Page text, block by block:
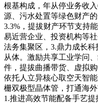
根基构成，年从停业务收
源、污水处置等绿色财产
3.3%，提拔财产环节支持
易近营企业、投资机构等
法务集聚区，3.鼎力成长
从体。激励共享工业学问
件，提拔曲播带货、虚拟
依托人立异核心取空天智
栅双极型晶体管，打通海
1.推进高效节能配备手艺